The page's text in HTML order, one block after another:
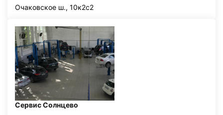
Очаковское ш., 10к2с2
Сервис Солнцево